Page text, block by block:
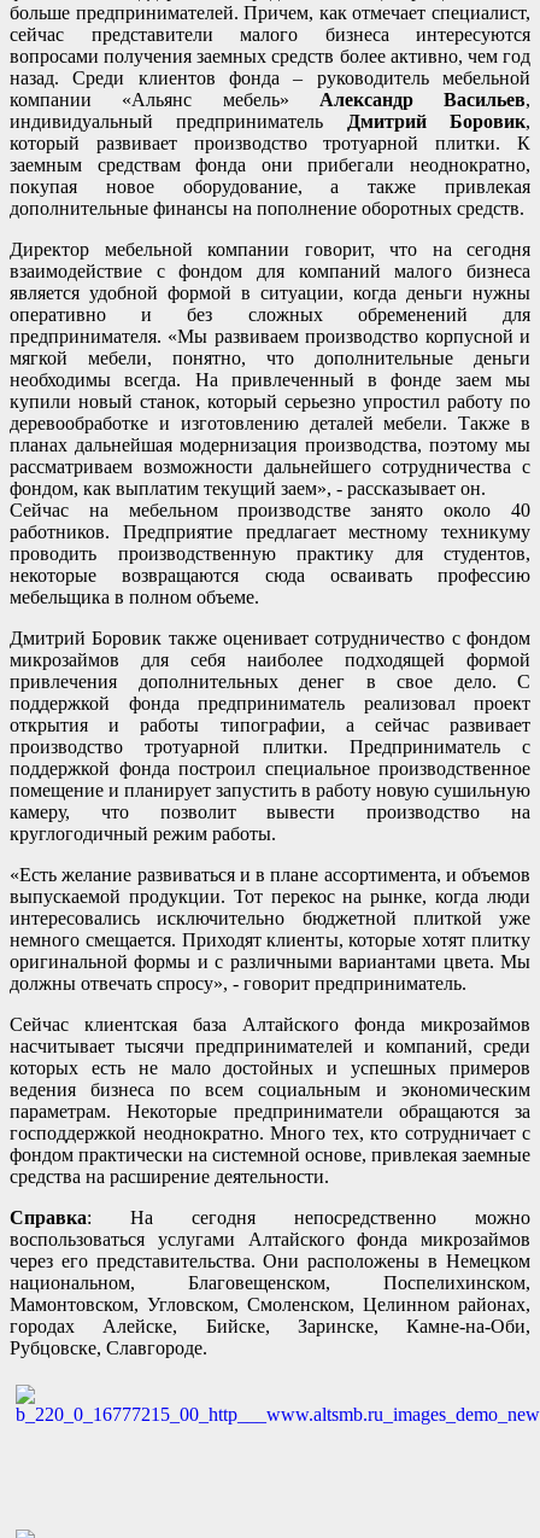
больше предпринимателей. Причем, как отмечает специалист,
сейчас представители малого бизнеса интересуются
вопросами получения заемных средств более активно, чем год
назад. Среди клиентов фонда – руководитель мебельной
компании «Альянс мебель» Александр Васильев,
индивидуальный предприниматель
Дмитрий Боровик,
который развивает производство тротуарной плитки. К
заемным средствам фонда они прибегали неоднократно,
покупая новое оборудование, а также привлекая
дополнительные финансы на пополнение оборотных средств.
Директор мебельной компании говорит, что на сегодня
взаимодействие с фондом для компаний малого бизнеса
является удобной формой в ситуации, когда деньги нужны
оперативно и без сложных обременений для
предпринимателя. «Мы развиваем производство корпусной и
мягкой мебели, понятно, что дополнительные деньги
необходимы всегда. На привлеченный в фонде заем мы
купили новый станок, который серьезно упростил работу по
деревообработке и изготовлению деталей мебели. Также в
планах дальнейшая модернизация производства, поэтому мы
рассматриваем возможности дальнейшего сотрудничества с
фондом, как выплатим текущий заем», - рассказывает он.
Сейчас на мебельном производстве занято около 40
работников. Предприятие предлагает местному техникуму
проводить производственную практику для студентов,
некоторые возвращаются сюда осваивать профессию
мебельщика в полном объеме.
Дмитрий Боровик также оценивает сотрудничество с фондом
микрозаймов для себя наиболее подходящей формой
привлечения дополнительных денег в свое дело. С
поддержкой фонда предприниматель реализовал проект
открытия и работы типографии, а сейчас развивает
производство тротуарной плитки. Предприниматель с
поддержкой фонда построил специальное производственное
помещение и планирует запустить в работу новую сушильную
камеру, что позволит вывести производство на
круглогодичный режим работы.
«Есть желание развиваться и в плане ассортимента, и объемов
выпускаемой продукции. Тот перекос на рынке, когда люди
интересовались исключительно бюджетной плиткой уже
немного смещается. Приходят клиенты, которые хотят плитку
оригинальной формы и с различными вариантами цвета. Мы
должны отвечать спросу», - говорит предприниматель.
Сейчас клиентская база Алтайского фонда микрозаймов
насчитывает тысячи предпринимателей и компаний, среди
которых есть не мало достойных и успешных примеров
ведения бизнеса по всем социальным и экономическим
параметрам. Некоторые предприниматели обращаются за
господдержкой неоднократно. Много тех, кто сотрудничает с
фондом практически на системной основе, привлекая заемные
средства на расширение деятельности.
Справка: На сегодня непосредственно можно
воспользоваться услугами Алтайского фонда микрозаймов
через его представительства. Они расположены в Немецком
национальном, Благовещенском, Поспелихинском,
Мамонтовском, Угловском, Смоленском, Целинном районах,
городах Алейске, Бийске, Заринске, Камне-на-Оби,
Рубцовске, Славгороде.